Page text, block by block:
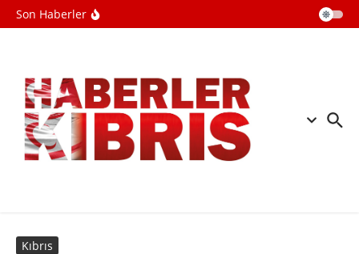
İçeriğe atla
Son Haberler
Batı Şeriada Filistin topraklarını
Kazım Erkman’ı Son Yolculuğuna
Uğurluyor
Kıbrıs